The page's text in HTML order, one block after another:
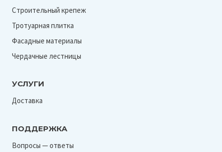
Строительный крепеж
Тротуарная плитка
Фасадные материалы
Чердачные лестницы
УСЛУГИ
Доставка
ПОДДЕРЖКА
Вопросы — ответы